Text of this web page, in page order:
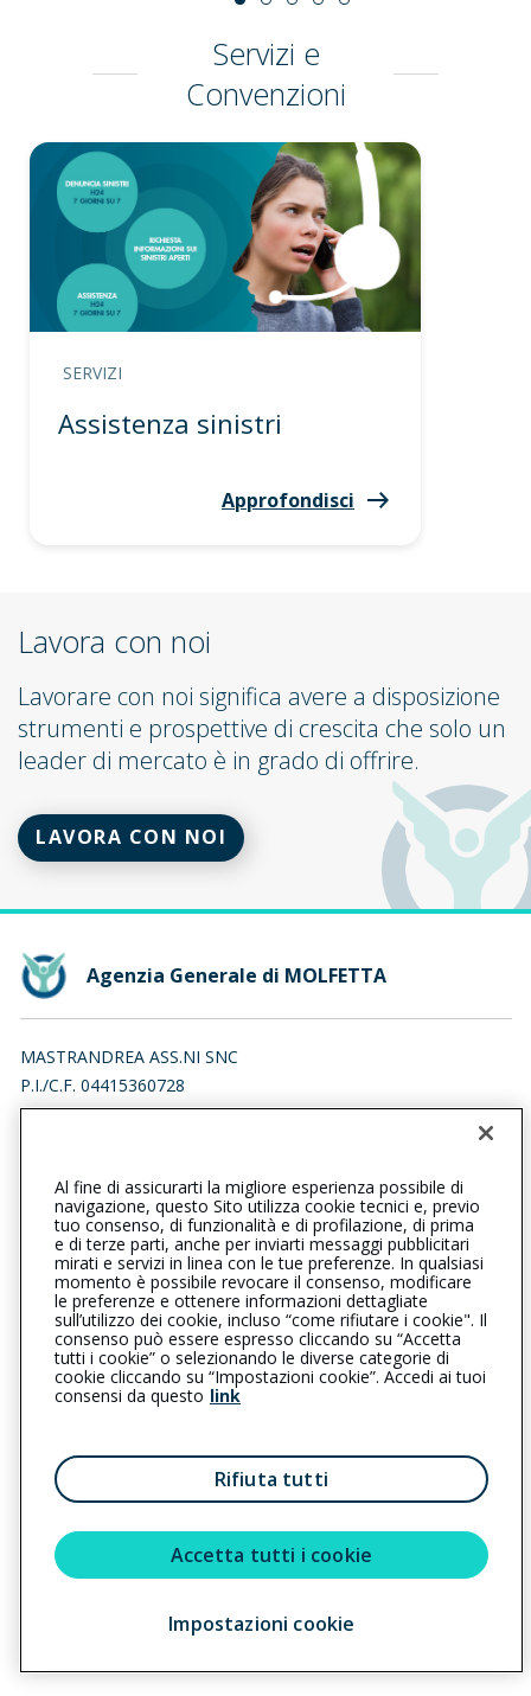
Servizi e
Convenzioni
SERVIZI
Assistenza sinistri
Approfondisci
Lavora con noi
Lavorare con noi significa avere a disposizione
strumenti e prospettive di crescita che solo un
leader di mercato è in grado di offrire.
LAVORA CON NOI
Agenzia Generale di MOLFETTA
MASTRANDREA ASS.NI SNC
P.I./C.F. 04415360728
VIALE PIO XI 15/A, 70056 MOLFETTA (BA)
0803353588 0803344329
molfetta@cattolica.it
mastrandreasnc@pec.tscoop.it
L’intermediario è soggetto al controllo dell’IVASS. Consulta il
Registro RUI al seguentelink
Privacy | Cookie |
Il Gruppo Generali
Reclami
| Note legali |
Accessibilità
Copyright © 2023 - Cattolica Assicurazioni è un marchio commerciale di
Generali Italia S.p.A. - Partita IVA del Gruppo Assicurazioni Generali S.p.A.
Al fine di assicurarti la migliore esperienza possibile di
navigazione, questo Sito utilizza cookie tecnici e, previo
tuo consenso, di funzionalità e di profilazione, di prima
e di terze parti, anche per inviarti messaggi pubblicitari
mirati e servizi in linea con le tue preferenze. In qualsiasi
momento è possibile revocare il consenso, modificare
le preferenze e ottenere informazioni dettagliate
sull’utilizzo dei cookie, incluso “come rifiutare i cookie". Il
consenso può essere espresso cliccando su “Accetta
tutti i cookie” o selezionando le diverse categorie di
cookie cliccando su “Impostazioni cookie”. Accedi ai tuoi
consensi da questo link
Rifiuta tutti
Accetta tutti i cookie
Impostazioni cookie